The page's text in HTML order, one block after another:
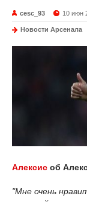
cesc_93 10 июн
Новости Арсенала
Алексис об
"Мне очень